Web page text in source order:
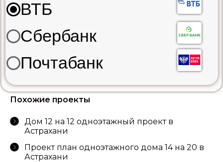
Похожие проекты
Дом 12 на 12 одноэтажный проект в
Астрахани
Проект план одноэтажного дома 14 на 20 в
Астрахани